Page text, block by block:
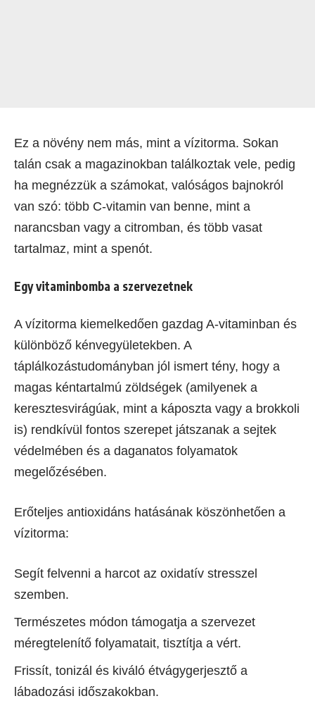
Ez a növény nem más, mint a vízitorma. Sokan
talán csak a magazinokban találkoztak vele, pedig
ha megnézzük a számokat, valóságos bajnokról
van szó: több C-vitamin van benne, mint a
narancsban vagy a citromban, és több vasat
tartalmaz, mint a spenót.
Egy vitaminbomba a szervezetnek
A vízitorma kiemelkedően gazdag A-vitaminban és
különböző kénvegyületekben. A
táplálkozástudományban jól ismert tény, hogy a
magas kéntartalmú zöldségek (amilyenek a
keresztesvirágúak, mint a káposzta vagy a brokkoli
is) rendkívül fontos szerepet játszanak a sejtek
védelmében és a daganatos folyamatok
megelőzésében.
Erőteljes antioxidáns hatásának köszönhetően a
vízitorma:
Segít felvenni a harcot az oxidatív stresszel
szemben.
Természetes módon támogatja a szervezet
méregtelenítő folyamatait, tisztítja a vért.
Frissít, tonizál és kiváló étvágygerjesztő a
lábadozási időszakokban.